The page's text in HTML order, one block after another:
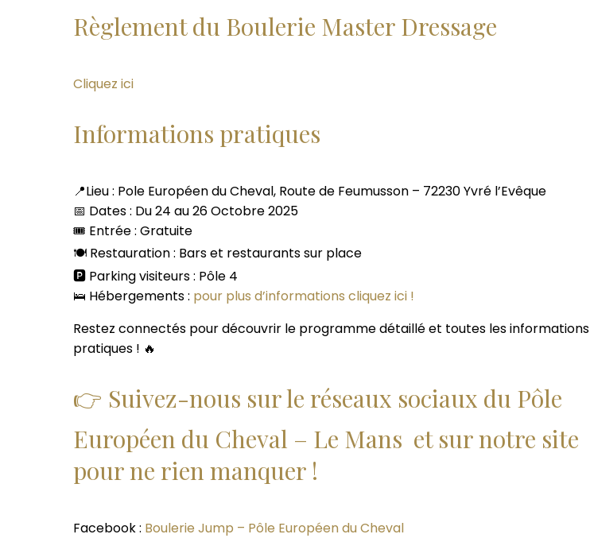
Règlement du Boulerie Master Dressage
Cliquez ici
Informations pratiques
📍Lieu : Pole Européen du Cheval, Route de Feumusson – 72230 Yvré l’Evêque
📅 Dates : Du 24 au 26 Octobre 2025
🎟️ Entrée : Gratuite
🍽️ Restauration : Bars et restaurants sur place
🅿️ Parking visiteurs : Pôle 4
🛌 Hébergements : pour plus d’informations cliquez ici !
Restez connectés pour découvrir le programme détaillé et toutes les informations
pratiques ! 🔥
👉 Suivez-nous sur le réseaux sociaux du Pôle
Européen du Cheval – Le Mans et sur notre site
pour ne rien manquer !
Facebook : Boulerie Jump – Pôle Européen du Cheval